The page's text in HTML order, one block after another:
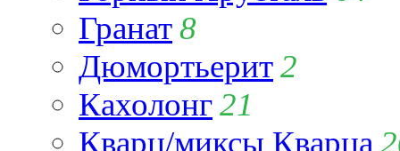
Гранат8
Дюмортьерит2
Кахолонг21
Кварц/миксы Кварца